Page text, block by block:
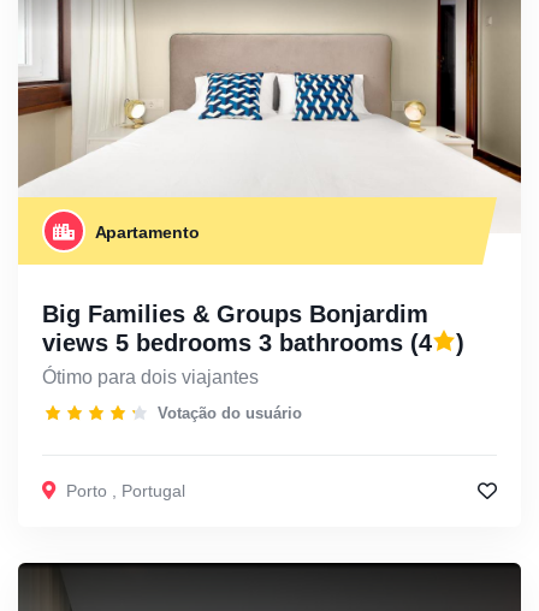
Apartamento
Big Families & Groups Bonjardim
views 5 bedrooms 3 bathrooms (4 )
Ótimo para dois viajantes
Votação do usuário
Porto Portugal